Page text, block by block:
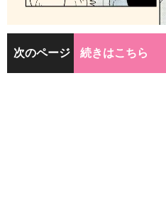
次のページ 続きはこちら